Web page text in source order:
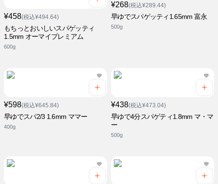
¥458(税込¥494.64)
もちっとおいしいスパゲッティ
1.5mm オーマイプレミアム
600g
¥268(税込¥289.44)
早ゆでスパゲッティ1.65mm 富永
500g
¥598(税込¥645.84)
早ゆでスパ2/3 1.6mm ママー
400g
¥438(税込¥473.04)
早ゆで4分スパゲティ1.8mm マ・マ
ー
500g